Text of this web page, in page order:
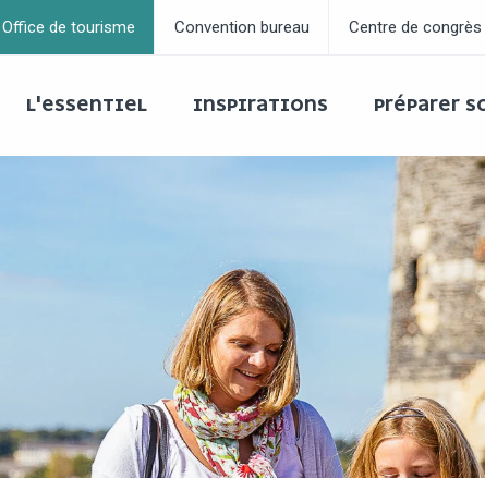
Office de tourisme Convention bureau Centre de congrès
L'ESSENTIEL INSPIRATIONS PRÉPARER